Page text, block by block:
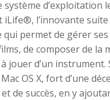
d’exploitation
iLife®, l’innovante suite
qui permet de gérer
de composer de la
jouer d’un instrument.
OS X, fort d’une
de succès, en y